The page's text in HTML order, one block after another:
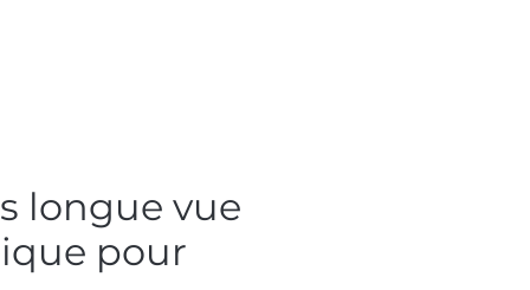
longue vue
pour